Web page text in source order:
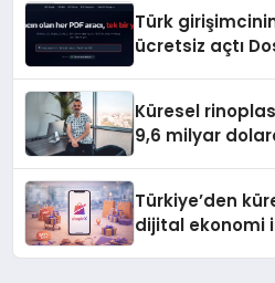
Türk
ücretsiz açtı
Küresel
9,6 milyar
Türkiye’den
dijital ekonomi